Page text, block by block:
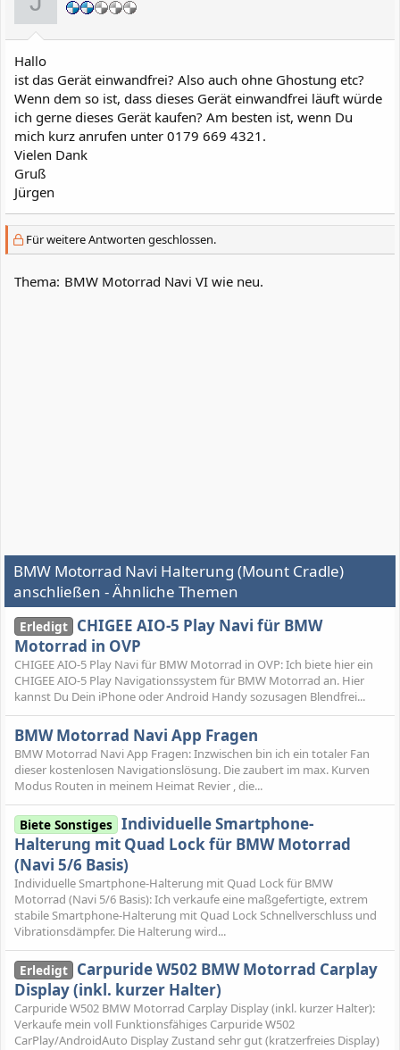
Hallo
ist das Gerät einwandfrei? Also auch ohne Ghostung etc?
Wenn dem so ist, dass dieses Gerät einwandfrei läuft würde
ich gerne dieses Gerät kaufen? Am besten ist, wenn Du
mich kurz anrufen unter 0179 669 4321.
Vielen Dank
Gruß
Jürgen
Für weitere Antworten geschlossen.
Thema: BMW Motorrad Navi VI wie neu.
BMW Motorrad Navi Halterung (Mount Cradle)
anschließen - Ähnliche Themen
Erledigt CHIGEE AIO-5 Play Navi für BMW
Motorrad in OVP
CHIGEE AIO-5 Play Navi für BMW Motorrad in OVP: Ich biete hier ein
CHIGEE AIO-5 Play Navigationssystem für BMW Motorrad an. Hier
kannst Du Dein iPhone oder Android Handy sozusagen Blendfrei...
BMW Motorrad Navi App Fragen
BMW Motorrad Navi App Fragen: Inzwischen bin ich ein totaler Fan
dieser kostenlosen Navigationslösung. Die zaubert im max. Kurven
Modus Routen in meinem Heimat Revier , die...
Biete Sonstiges Individuelle Smartphone-
Halterung mit Quad Lock für BMW Motorrad
(Navi 5/6 Basis)
Individuelle Smartphone-Halterung mit Quad Lock für BMW
Motorrad (Navi 5/6 Basis): Ich verkaufe eine maßgefertigte, extrem
stabile Smartphone-Halterung mit Quad Lock Schnellverschluss und
Vibrationsdämpfer. Die Halterung wird...
Erledigt Carpuride W502 BMW Motorrad Carplay
Display (inkl. kurzer Halter)
Carpuride W502 BMW Motorrad Carplay Display (inkl. kurzer Halter):
Verkaufe mein voll Funktionsfähiges Carpuride W502
CarPlay/AndroidAuto Display Zustand sehr gut (kratzerfreies Display)